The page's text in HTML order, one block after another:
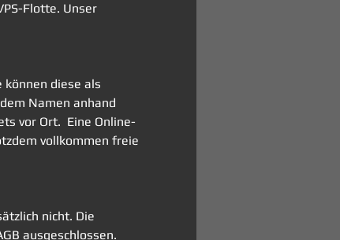
Flotte. Unser
können diese als
Namen anhand
vor Ort.  Eine Online-
vollkommen freie
nicht. Die
ausgeschlossen.